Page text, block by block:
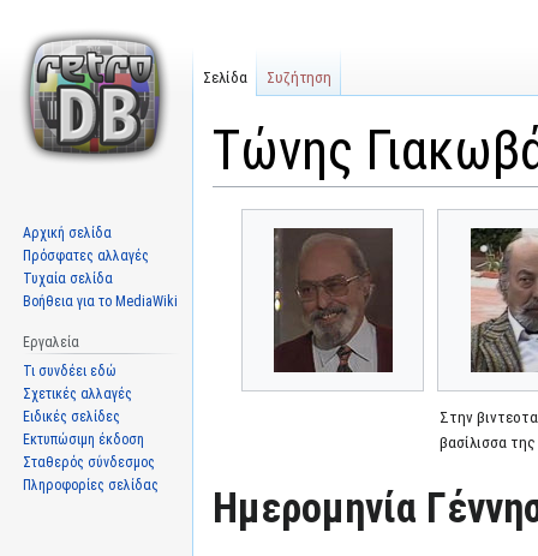
Τώνης
πλοήγηση
αναζήτηση
Στην
βασίλισσα
Ημερομηνία
Σελίδα Συζήτηση
Αρχική σελίδα
Πρόσφατες αλλαγές
Τυχαία σελίδα
Βοήθεια για το MediaWiki
Εργαλεία
Τι συνδέει εδώ
Σχετικές αλλαγές
Ειδικές σελίδες
Εκτυπώσιμη έκδοση
Σταθερός σύνδεσμος
Πληροφορίες σελίδας